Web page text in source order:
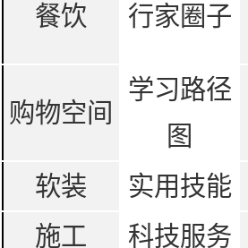
餐饮 行家圈子
购物空间
学习路径
图
软装 实用技能
施工
科技服务